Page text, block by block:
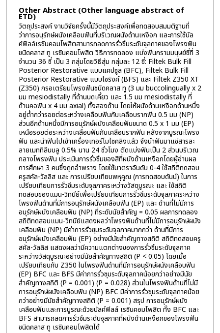
Other Abstract (Other language abstract of
ETD)
วัตถุประสงค์ งานวิจัยครั้งนี้มีวัตถุประสงค์เพื่อทดสอบสมมติฐานที่
ว่าการอนุรักษ์ผนังเคลือบฟันที่บริเวณผนังด้านเหงือก และการใช้บัล
ค์ฟิลล์เรซินคอมโพสิตสามารถลดการรั่วซึมระดับจุลภาคของโพรงฟัน
ชนิดคลาส ทู เรซินคอมโพสิต วิธีการทดลอง แบ่งฟันกรามมนุษย์ซี่ที่ 3
จำนวน 36 ซี่ เป็น 3 กลุ่มโดยวิธีสุ่ม กลุ่มละ 12 ซี่: Filtek Bulk Fill
Posterior Restorative แบบแคปซูล (BFC), Filtek Bulk Fill
Posterior Restorative แบบไซริงค์ (BFS) และ Filtek Z350 XT
(Z350) กรอเตรียมโพรงฟันชนิดคลาส ทู (3 มม buccolingually x 2
มม mesiodistally ที่ด้านบดเคี้ยว และ 1.5 มม mesiodistally ที่
ด้านคอฟัน x 4 มม axial) ทั้งสองด้าน โดยให้ผนังด้านเหงือกด้านหนึ่ง
อยู่ต่ำกว่ารอยต่อระหว่างเคลือบฟันกับเคลือบรากฟัน 0.5 มม (NP)
ส่วนอีกด้านหนึ่งมีการอนุรักษ์ผนังเคลือบฟันขนาด 0.5 x 1 มม (EP)
เหนือรอยต่อระหว่างเคลือบฟันกับเคลือบรากฟัน หลังจากบูรณะโพรง
ฟัน และนำฟันไปเข้าเครื่องเทอร์โมไซคลิงแล้ว จึงนำฟันมาแช่สารละ
ลายเมททิลีนบลู 0.5% นาน 24 ชั่วโมง ตัดแบ่งฟันเป็น 2 ส่วนบริเวณ
กลางโพรงฟัน ประเมินการรั่วซึมของสีที่ผนังด้านเหงือกโดยผู้อ่านผล
การศึกษา 3 คนซึ่งถูกอำพราง โดยใช้มาตราอันดับ 0-4 ใช้สถิติทดสอบ
ครูสคัล-วัลลิส และ การเปรียบเทียบพหุคูณ (การทดสอบดันน์) ในการ
เปรียบเทียบการรั่วซึมระดับจุลภาคระหว่างวัสดุบูรณะ และ ใช้สถิติ
ทดสอบของแมน-วิทนีย์เพื่อเปรียบเทียบการรั่วซึมระดับจุลภาคระหว่าง
โพรงฟันด้านที่มีการอนุรักษ์ผนังเคลือบฟัน (EP) และ ด้านที่ไม่มีการ
อนุรักษ์ผนังเคลือบฟัน (NP) ที่ระดับนัยสำคัญ = 0.05 ผลการทดลอง
สถิติทดสอบแมน-วิทนีย์แสดงผลว่าโพรงฟันด้านที่ไม่มีการอนุรักษ์ผนัง
เคลือบฟัน (NP) มีค่าการรั่วซุมระดับจุลภาคมากกว่า ด้านที่มีการ
อนุรักษ์ผนังเคลือบฟัน (EP) อย่างมีนัยสำคัญทางสถิติ สถิติทดสอบครู
สคัล-วัลลิส แสดงผลว่ามีความแตกต่างของการรั่วซึมระดับจุลภาค
ระหว่างวัสดุบูรณะอย่างมีนัยสำคัญทางสถิติ (P < 0.05) โดยเมื่อ
เปรียบเทียบกับ Z350 ในโพรงฟันด้านที่มีการอนุรักษ์ผนังเคลือบฟัน
(EP) BFC และ BFS มีค่าการรั่วซุมระดับจุลภาคน้อยกว่าอย่างมีนัย
สำคัญทางสถิติ (P = 0.001) (P = 0.028) ส่วนในโพรงฟันด้านที่ไม่มี
การอนุรักษ์ผนังเคลือบฟัน (NP) BFC มีค่าการรั่วซุมระดับจุลภาคน้อย
กว่าอย่างมีนัยสำคัญทางสถิติ (P = 0.001) สรุป การอนุรักษ์ผนัง
เคลือบฟันและการบูรณะด้วยบัลค์ฟิลล์ เรซินคอมโพสิต ทั้ง BFC และ
BFS สามารถลดการรั่วซึมระดับจุลภาคที่ผนังด้านเหงือกของโพรงฟัน
ชนิดคลาส ทู เรซินคอมโพสิตได้